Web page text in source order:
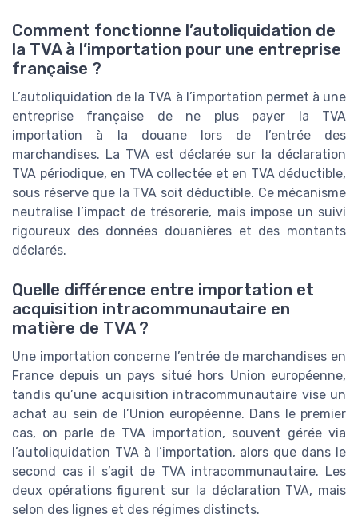
Comment fonctionne l’autoliquidation de
la TVA à l’importation pour une entreprise
française ?
L’autoliquidation de la TVA à l’importation permet à une
entreprise française de ne plus payer la TVA
importation à la douane lors de l’entrée des
marchandises. La TVA est déclarée sur la déclaration
TVA périodique, en TVA collectée et en TVA déductible,
sous réserve que la TVA soit déductible. Ce mécanisme
neutralise l’impact de trésorerie, mais impose un suivi
rigoureux des données douanières et des montants
déclarés.
Quelle différence entre importation et
acquisition intracommunautaire en
matière de TVA ?
Une importation concerne l’entrée de marchandises en
France depuis un pays situé hors Union européenne,
tandis qu’une acquisition intracommunautaire vise un
achat au sein de l’Union européenne. Dans le premier
cas, on parle de TVA importation, souvent gérée via
l’autoliquidation TVA à l’importation, alors que dans le
second cas il s’agit de TVA intracommunautaire. Les
deux opérations figurent sur la déclaration TVA, mais
selon des lignes et des régimes distincts.